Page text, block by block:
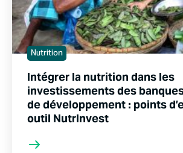
Nutrition
Intégrer la nutrition dans les
investissements des
de développement : points
outil NutrInvest